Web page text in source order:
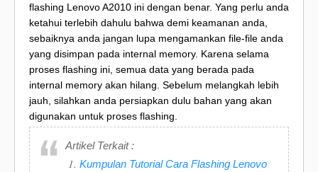
flashing Lenovo A2010 ini dengan benar. Yang perlu anda
ketahui terlebih dahulu bahwa demi keamanan anda,
sebaiknya anda jangan lupa mengamankan file-file anda
yang disimpan pada internal memory. Karena selama
proses flashing ini, semua data yang berada pada
internal memory akan hilang. Sebelum melangkah lebih
jauh, silahkan anda persiapkan dulu bahan yang akan
digunakan untuk proses flashing.
Artikel Terkait :
Kumpulan Tutorial Cara Flashing Lenovo